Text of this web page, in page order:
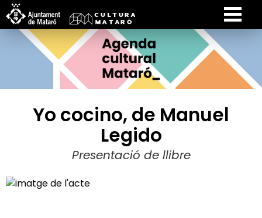
Yo cocino, de Manuel
Legido
Presentació de llibre